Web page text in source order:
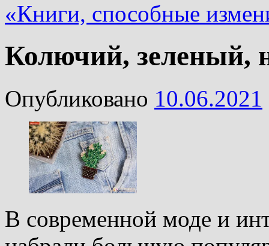
«Книги, способные
Колючий, зеленый,
Опубликовано 10.06.2021
В современной моде и